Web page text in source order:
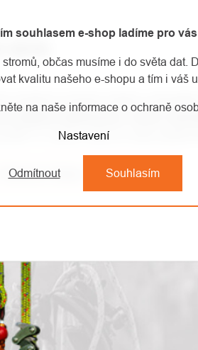
souhlasem e-shop ladíme pro vás
občas musíme i do světa dat.
kvalitu našeho e-shopu a tím i váš
na naše informace o ochraně
Nastavení
Odmítnout Souhlasím
2018:
probíhat inventura skladu
přijímat objednávky, ovšem
15. ledna, může se však zadařit
Předchozí článek Další článek